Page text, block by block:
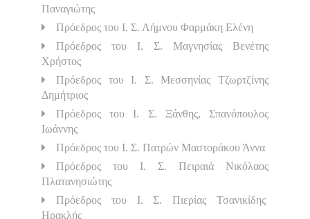
Παναγιώτης
Πρόεδρος του Ι. Σ. Λήμνου Φαρμάκη Ελένη
Πρόεδρος του Ι. Σ. Μαγνησίας Βενέτης
Χρήστος
Πρόεδρος του Ι. Σ. Μεσσηνίας Τζωρτζίνης
Δημήτριος
Πρόεδρος του Ι. Σ. Ξάνθης, Σπανόπουλος
Ιωάννης
Πρόεδρος του Ι. Σ. Πατρών Μαστοράκου Άννα
Πρόεδρος του Ι. Σ. Πειραιά Νικόλαος
Πλατανησιώτης
Πρόεδρος του Ι. Σ. Πιερίας Τσανικίδης
Ηρακλής